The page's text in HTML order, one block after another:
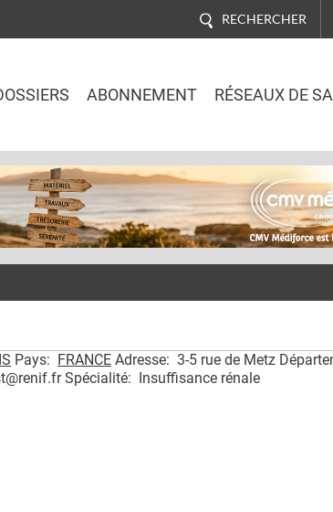
RECHERCHER
ABONNEMENT RÉSEAUX DE
Pays: FRANCE Adresse: 3-5 rue de Metz
Spécialité: Insuffisance rénale